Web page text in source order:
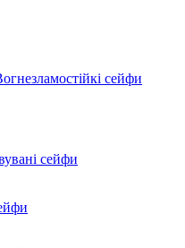
сейфи
сейфи